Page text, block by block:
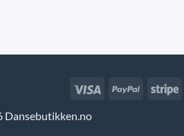
Dansebutikken.no
Visa PayPal